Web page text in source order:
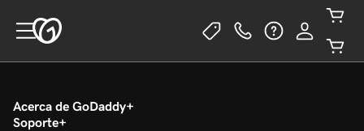
Acerca de GoDaddy
Soporte